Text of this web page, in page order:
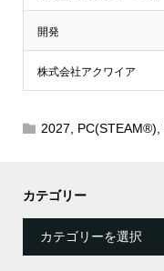
開発
株式会社アクワイア
2027, PC(STEAM®),
カテゴリー